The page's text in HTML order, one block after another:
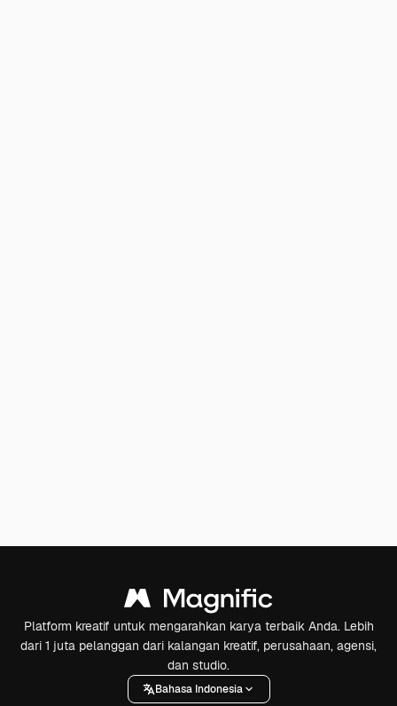
Platform kreatif untuk mengarahkan karya terbaik Anda. Lebih
dari 1 juta pelanggan dari kalangan kreatif, perusahaan, agensi,
dan studio.
Bahasa Indonesia